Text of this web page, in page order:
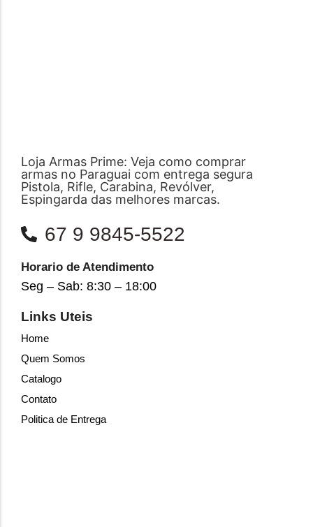
Loja Armas Prime: Veja como comprar
armas no Paraguai com entrega segura
Pistola, Rifle, Carabina, Revólver,
Espingarda das melhores marcas.
67 9 9845-5522
Horario de Atendimento
Seg – Sab: 8:30 – 18:00
Links Uteis
Home
Quem Somos
Catalogo
Contato
Politica de Entrega